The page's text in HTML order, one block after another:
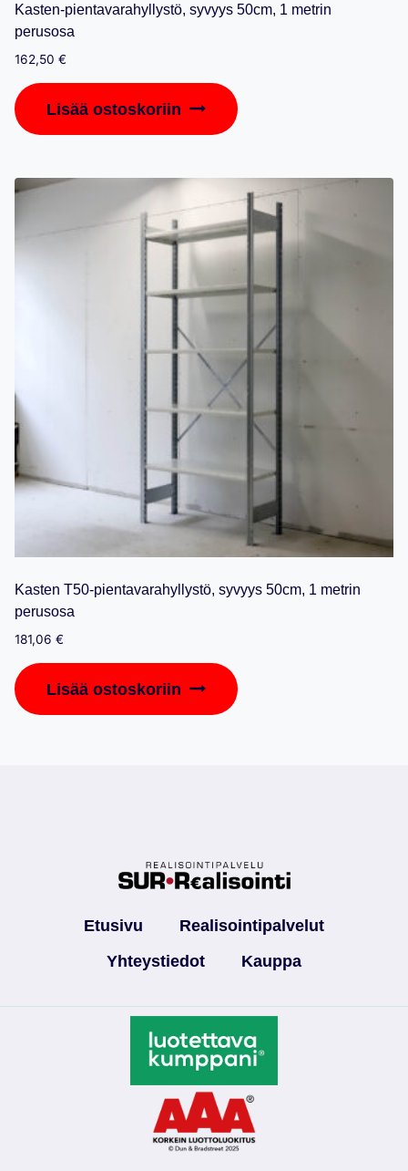
Kasten-pientavarahyllystö, syvyys 50cm, 1 metrin
perusosa
162,50 €
Lisää ostoskoriin
Kasten T50-pientavarahyllystö, syvyys 50cm, 1 metrin
perusosa
181,06 €
Lisää ostoskoriin
Etusivu
Realisointipalvelut
Yhteystiedot
Kauppa